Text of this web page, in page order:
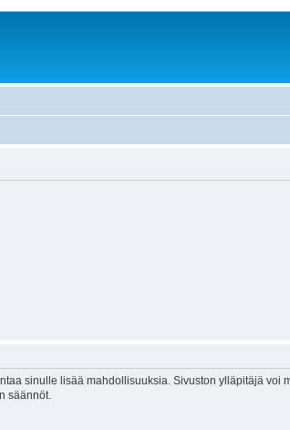
sinulle lisää mahdollisuuksia. Sivuston ylläpitäjä
säännöt.